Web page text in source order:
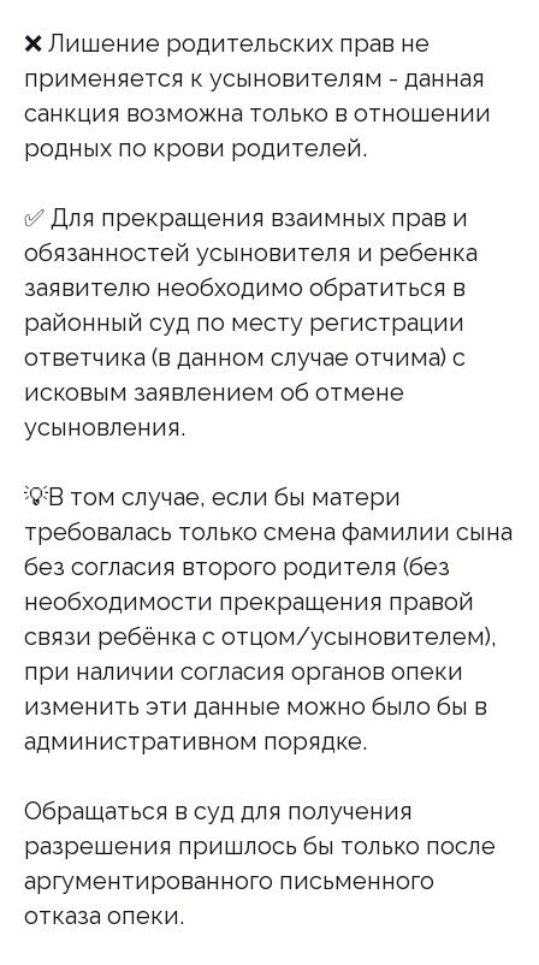
❌️ Лишение родительских прав не
применяется к усыновителям - данная
санкция возможна только в отношении
родных по крови родителей.
✅️ Для прекращения взаимных прав и
обязанностей усыновителя и ребенка
заявителю необходимо обратиться в
районный суд по месту регистрации
ответчика (в данном случае отчима) с
исковым заявлением об отмене
усыновления.
💡В том случае, если бы матери
требовалась только смена фамилии сына
без согласия второго родителя (без
необходимости прекращения правой
связи ребёнка с отцом/усыновителем),
при наличии согласия органов опеки
изменить эти данные можно было бы в
административном порядке.
Обращаться в суд для получения
разрешения пришлось бы только после
аргументированного письменного
отказа опеки.
Екатерина Акатова
Семейный юрист, эксперт в области
семейного права (ИНН 772855686201)
Правовые документы сайта
Обо мне
Услуги
Этапы работы
Отзывы
+7 (925) 900-24-29
yuristakatova@mail.ru
г. Москва
Пн-Пт, с 10:00 до 19:00
Юрист Екатерина Акатова.
Работаю в семейном правес 2010 года.